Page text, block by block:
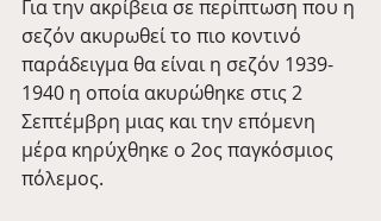
Για την ακρίβεια σε περίπτωση που η
σεζόν ακυρωθεί το πιο κοντινό
παράδειγμα θα είναι η σεζόν 1939-
1940 η οποία ακυρώθηκε στις 2
Σεπτέμβρη μιας και την επόμενη
μέρα κηρύχθηκε ο 2ος παγκόσμιος
πόλεμος.